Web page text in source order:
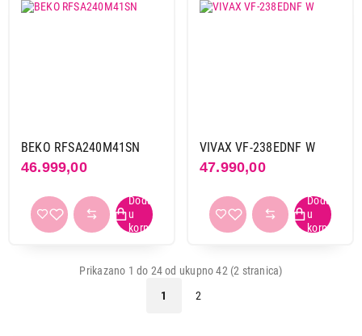
BEKO RFSA240M41SN
46.999,00
VIVAX VF-238EDNF W
47.990,00
Prikazano 1 do 24 od ukupno 42 (2 stranica)
1
2